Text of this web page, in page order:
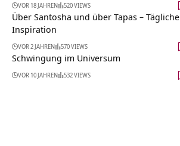
VOR 18 JAHREN 520 VIEWS
Über Santosha und über Tapas – Tägliche
Inspiration
VOR 2 JAHREN 570 VIEWS
Schwingung im Universum
VOR 10 JAHREN 532 VIEWS